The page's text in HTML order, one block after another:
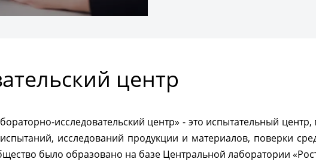
центр
исследовательский центр» - это испытательный
исследований продукции и материалов, поверки
было образовано на базе Центральной лаборатории